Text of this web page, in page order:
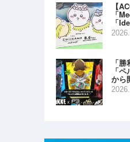
【
「
「
「
「
から